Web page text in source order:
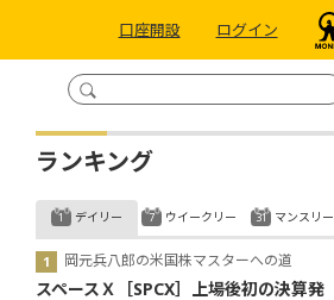
口座開設 ログイン
ランキング
デイリー
岡元兵八郎の米国株マスターへの道
スペースＸ［SPCX］上場後初の決算発
ウイークリー マンスリー